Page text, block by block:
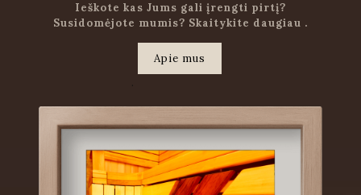
Ieškote kas Jums gali įrengti pirtį?
Susidomėjote mumis? Skaitykite daugiau .
.
Apie mus